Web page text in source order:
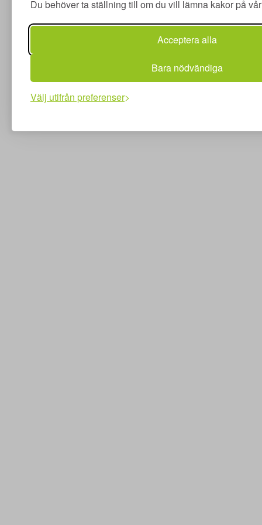
Du behöver ta ställning till om du vill lämna kakor på
Acceptera alla
Bara nödvändiga
Välj utifrån preferenser